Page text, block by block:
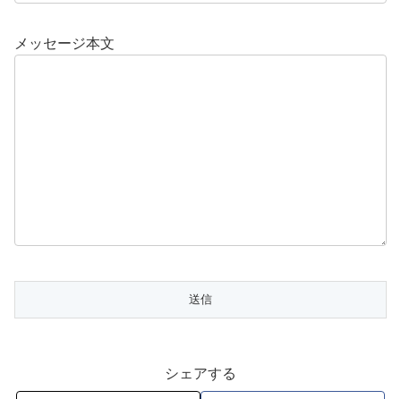
メッセージ本文
シェアする